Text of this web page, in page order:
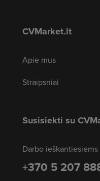
CVMarket.lt
Apie mus
Straipsniai
Susisiekti su
Darbo ieškantiesiems
+370 5 207